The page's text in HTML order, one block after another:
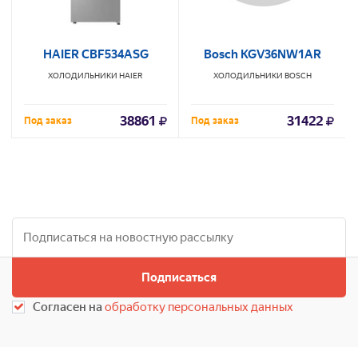
HAIER CBF534ASG
ХОЛОДИЛЬНИКИ HAIER
Под заказ 38861
Bosch KGV36NW1AR
ХОЛОДИЛЬНИКИ BOSCH
Под заказ 31422
Подписаться
Согласен наобработку персональных данных